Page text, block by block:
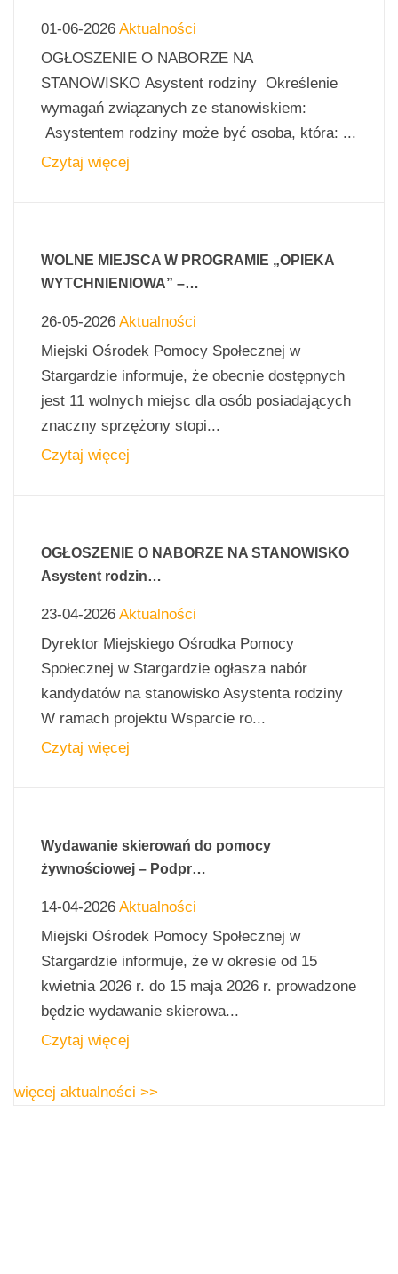
01-06-2026 Aktualności
OGŁOSZENIE O NABORZE NA
STANOWISKO Asystent rodziny Określenie
wymagań związanych ze stanowiskiem:
Asystentem rodziny może być osoba, która: ...
Czytaj więcej
WOLNE MIEJSCA W PROGRAMIE „OPIEKA
WYTCHNIENIOWA” –…
26-05-2026 Aktualności
Miejski Ośrodek Pomocy Społecznej w
Stargardzie informuje, że obecnie dostępnych
jest 11 wolnych miejsc dla osób posiadających
znaczny sprzężony stopi...
Czytaj więcej
OGŁOSZENIE O NABORZE NA STANOWISKO
Asystent rodzin…
23-04-2026 Aktualności
Dyrektor Miejskiego Ośrodka Pomocy
Społecznej w Stargardzie ogłasza nabór
kandydatów na stanowisko Asystenta rodziny
W ramach projektu Wsparcie ro...
Czytaj więcej
Wydawanie skierowań do pomocy
żywnościowej – Podpr…
14-04-2026 Aktualności
Miejski Ośrodek Pomocy Społecznej w
Stargardzie informuje, że w okresie od 15
kwietnia 2026 r. do 15 maja 2026 r. prowadzone
będzie wydawanie skierowa...
Czytaj więcej
więcej aktualności >>